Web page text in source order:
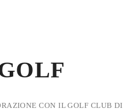
CON IL GOLF CLUB DI